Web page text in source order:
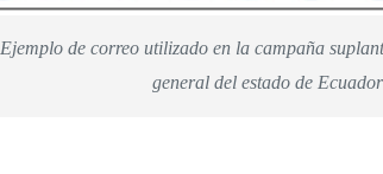
de correo utilizado en la campaña
general del estado de Ecuador